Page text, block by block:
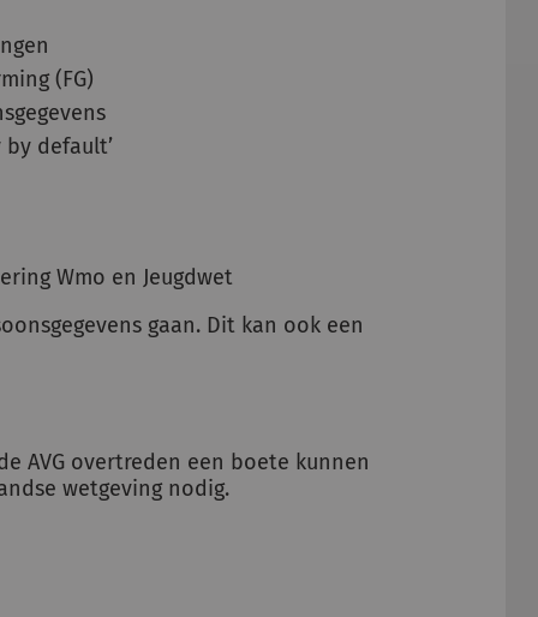
(FG)
by default’
Wmo en Jeugdwet
gaan. Dit kan ook een
AVG overtreden een boete kunnen
wetgeving nodig.